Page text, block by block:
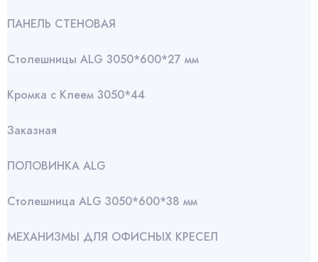
ПАНЕЛЬ СТЕНОВАЯ
Столешницы ALG 3050*600*27 мм
Кромка с Клеем 3050*44
Заказная
ПОЛОВИНКА ALG
Столешница ALG 3050*600*38 мм
МЕХАНИЗМЫ ДЛЯ ОФИСНЫХ КРЕСЕЛ